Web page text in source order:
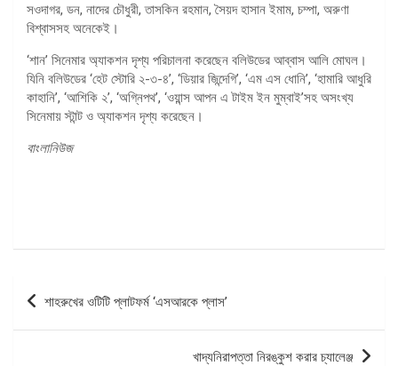
সওদাগর, ডন, নাদের চৌধুরী, তাসকিন রহমান, সৈয়দ হাসান ইমাম, চম্পা, অরুণা
বিশ্বাসসহ অনেকেই।
‘শান’ সিনেমার অ্যাকশন দৃশ্য পরিচালনা করেছেন বলিউডের আব্বাস আলি মোঘল।
যিনি বলিউডের ‘হেট স্টোরি ২-৩-৪’, ‘ডিয়ার জিন্দেগি’, ‘এম এস ধোনি’, ‘হামারি আধুরি
কাহানি’, ‘আশিকি ২’, ‘অগ্নিপথ’, ‘ওয়ান্স আপন এ টাইম ইন মুম্বাই’সহ অসংখ্য
সিনেমায় স্টান্ট ও অ্যাকশন দৃশ্য করেছেন।
বাংলানিউজ
পোস্ট
শাহরুখের ওটিটি প্লাটফর্ম ‘এসআরকে প্লাস’
খাদ্যনিরাপত্তা নিরঙ্কুশ করার চ্যালেঞ্জ